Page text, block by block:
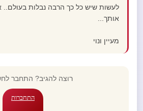
לעשות שיש כל כך הרבה נבלות בעולם..
אותך...
מעיין ונוי
רוצה להגיב? התחבר
התחברות